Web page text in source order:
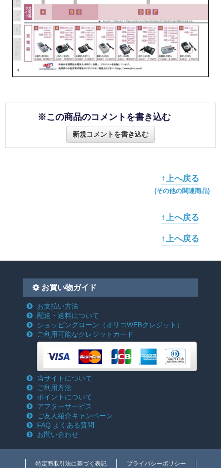
※この商品のコメントを書き込む
新規コメントを書き込む
↑上へ戻る
(その他の関連商品)
↑上へ戻る
↑上へ戻る
お買い物ガイド
お支払い方法
配送・送料について
ショッピングローン （オリコWEBクレジット）
ご利用可能なクレジットカード
当サイトについて
ご利用方法
ポイントについて
アフターサービス
ご友人紹介キャンペーン
FAQ よくある質問
お問い合わせ
特定商取引法に基づく表記 プライバシーポリシー